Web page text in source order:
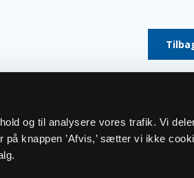
og til analysere vores trafik. Vi
knappen ’Afvis,’ sætter vi ikke